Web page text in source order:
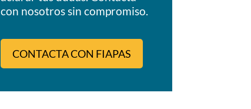
con nosotros sin compromiso.
CONTACTA CON FIAPAS